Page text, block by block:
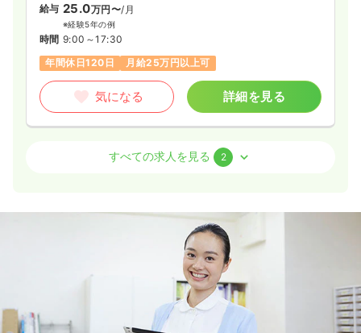
給与 25.0万円〜/月
※経験5年の例
時間 9:00～17:30
年間休日120日
月給25万円以上可
気になる 詳細を見る
介護・福祉系准看護師 デイケア・デイサービス
お問い合わせください
詳細を見る
すべての求人を見る 2